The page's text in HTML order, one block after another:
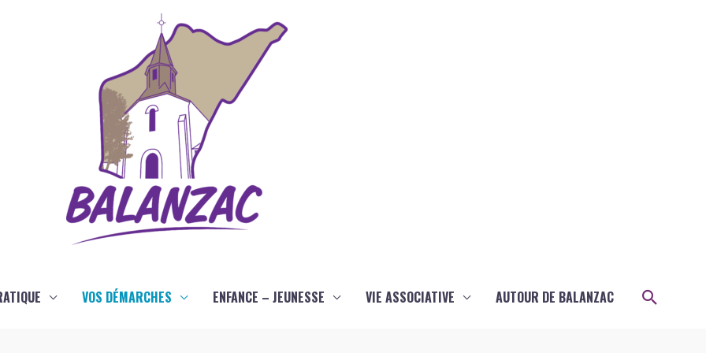
VOS DÉMARCHES ENFANCE – JEUNESSE VIE ASSOCIATIVE AUTOUR DE BALANZAC